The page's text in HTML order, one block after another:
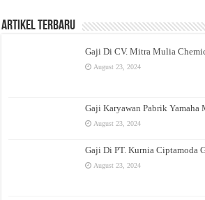
Artikel Terbaru
Gaji Di CV. Mitra Mulia
August 23, 2024
Gaji Karyawan Pabrik Yamaha
August 23, 2024
Gaji Di PT. Kurnia Ciptamoda
August 23, 2024